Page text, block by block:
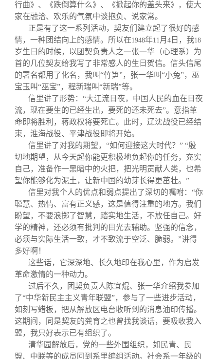
行曲》、《跌倒算什么》、《掀起你的盖头来》，使大
家在融洽、欢乐的气氛中谈抱负、说家常。
正是有了这一系列活动，契友们建立起了很好的感
情，一种团结向上的感情。所以在1948年11 月 4 日，我18
岁生日的时候，以团契负责人之一张一华（心理系）为
首的几位契友给我写了非常感人的生日贺信。信头信尾
的署名都用了化名，我叫“竹笋”，张一华叫“小兔”，巫
宝玉叫“巫宝”，程新瑞叫“新瑞”等。
信里讲了形势：“大江流日夜，中国人民的血在日夜
流，现在要生的已经生出，要死的还未死去”。意指革
命即将胜利，蒋政权将要死亡。此时，辽沈战役已经结
束，淮海战役、平津战役即将开始。
信里讲了对我的期望，“如何迎接这大时代？” “殷
切地期望，从今天起你能更积极地负起你的任务，充实
自己，准备作一黑暗中的火把，把光明贡献人类，也希
望你能够化为泥土，让新中国的幼芽长得更茁壮。”
信里对我个人的优点和弱点提出了深切的嘱咐：“你
聪慧、热情、富有正义感，这是值得注重的地方。我们
盼望，不要浪掷了智慧，踏实地生活，不放任自己。好
学的精神，还必须有批判的目光去辅助。坚强的信念，
必须与实际生活一致，才不致流于空泛、脆弱。”讲得
多好啊！
这些话，它深深地、长久地印在我心里，作为启发
革命激情的一种动力。
过后不久，团契负责人陈宜焜、张一华介绍我参加
了“中华新民主主义青年联盟”，参与了一些进步活动，
如刻写蜡板，把从解放区电台收听到的消息油印传播。
这期间，同是契友的龚育之也曾找我谈话，要吸收我入
盟，我只好表示已有组织了。
清华园解放后，党的一些外围组织，如民青、民
盟、中联等的成员回到系里编组活动。社会系一年级的